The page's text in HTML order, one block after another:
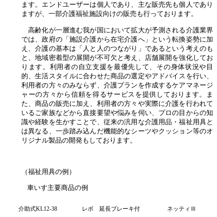
ます。エンドユーザーは個人であり、主な販売先も個人であり
ますが、一部介護福祉施設向けの販売も行っております。
高齢化が一層進む我が国において拡大が予測される介護業界
では、政府の「施設介護から在宅介護へ」という転換姿勢に加
え、介護の基本は「人と人のつながり」であるという考えのも
と、地域密着型の展開が不可欠と考え、店舗展開を強化してお
ります。利用者の自立支援を最優先して、その身体状況や目
的、生活スタイルに合わせた商品の選定やアドバイスを行い、
利用者の方々のみならず、介護プランを作成するケアマネージ
ャーの方々から信頼を得るサービスを提供しております。ま
た、商品の販売に加え、利用者の方々や実際に介護を行われて
いるご家族などから直接要望や悩みを伺い、プロの目からの知
識や経験を生かすことで、従来の汎用な介護用品・福祉用具と
は異なる、一歩踏み込んだ機能的なシーツやクッション等のオ
リジナル製品の開発もしております。
（福祉用具の例）
車いす主要商品の例
介助式KL12-38 レボ 延長ブレーキ付 ネッティⅢ